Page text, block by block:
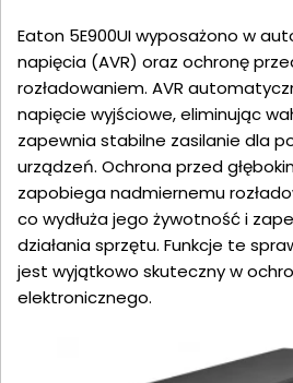
Eaton 5E900UI wyposażono w
napięcia (AVR) oraz ochronę
rozładowaniem. AVR
napięcie wyjściowe, eliminując
zapewnia stabilne zasilanie dla
urządzeń. Ochrona przed
zapobiega nadmiernemu
co wydłuża jego żywotność i
działania sprzętu. Funkcje te
jest wyjątkowo skuteczny w
elektronicznego.